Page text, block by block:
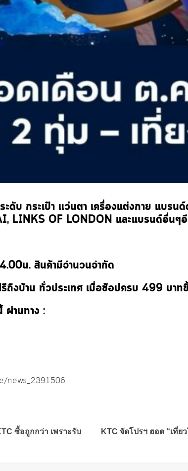
ดับ กระเป๋า แว่นตา เครื่องแต่งกาย แบร
LINKS OF LONDON และแบรนด์อื่นๆ
น. สินค้ามีจำนวนจำกัด
งบ้าน ทั่วประเทศ เมื่อช้อปครบ 499 บาท
านทาง :
news_2391506
ซื้อถูกกว่า เพราะรับ
KTC จัดโปรฯ ฮอต “เที่